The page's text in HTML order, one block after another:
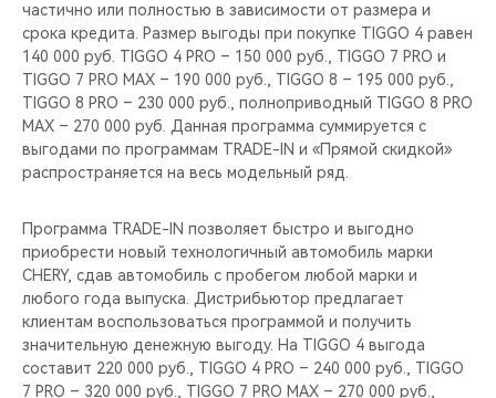
частично или полностью в зависимости от размера и
срока кредита. Размер выгоды при покупке TIGGO 4 равен
140 000 руб. TIGGO 4 PRO – 150 000 руб., TIGGO 7 PRO и
TIGGO 7 PRO MAX – 190 000 руб., TIGGO 8 – 195 000 руб.,
TIGGO 8 PRO – 230 000 руб., полноприводный TIGGO 8 PRO
MAX – 270 000 руб. Данная программа суммируется с
выгодами по программам TRADE-IN и «Прямой скидкой»
распространяется на весь модельный ряд.
Программа TRADE-IN позволяет быстро и выгодно
приобрести новый технологичный автомобиль марки
CHERY, сдав автомобиль с пробегом любой марки и
любого года выпуска. Дистрибьютор предлагает
клиентам воспользоваться программой и получить
значительную денежную выгоду. На TIGGO 4 выгода
составит 220 000 руб., TIGGO 4 PRO – 240 000 руб., TIGGO
7 PRO – 320 000 руб., TIGGO 7 PRO MAX – 270 000 руб.,